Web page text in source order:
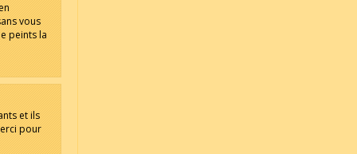
vous
peints la
et ils
pour